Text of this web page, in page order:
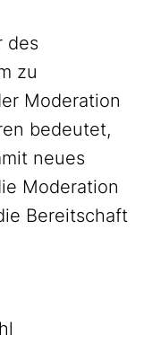
des
zu
Moderation
bedeutet,
neues
Moderation
Bereitschaft